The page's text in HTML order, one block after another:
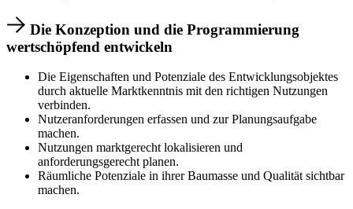
Die Konzeption und die Programmierung
wertschöpfend entwickeln
Die Eigenschaften und Potenziale des Entwicklungsobjektes
durch aktuelle Marktkenntnis mit den richtigen Nutzungen
verbinden.
Nutzeranforderungen erfassen und zur Planungsaufgabe
machen.
Nutzungen marktgerecht lokalisieren und
anforderungsgerecht planen.
Räumliche Potenziale in ihrer Baumasse und Qualität sichtbar
machen.